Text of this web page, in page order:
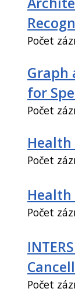
Počet
Graph
for
Počet
Počet
Počet
Počet